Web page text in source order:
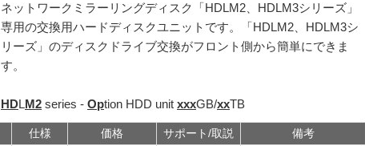
ネットワークミラーリングディスク「HDLM2、HDLM3シリーズ」
専用の交換用ハードディスクユニットです。「HDLM2、HDLM3シ
リーズ」のディスクドライブ交換がフロント側から簡単にできま
す。
HDLM2 series - Option HDD unit xxxGB/xxTB
仕様 価格 サポート/取説 備考